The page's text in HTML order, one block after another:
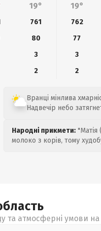
19° 19°
761 762
80 77
3 3
2 2
Вранці мінлива
Надвечір небо
Народні прикмети: "Матія
молоко з корів, тому
та атмосферні умови на